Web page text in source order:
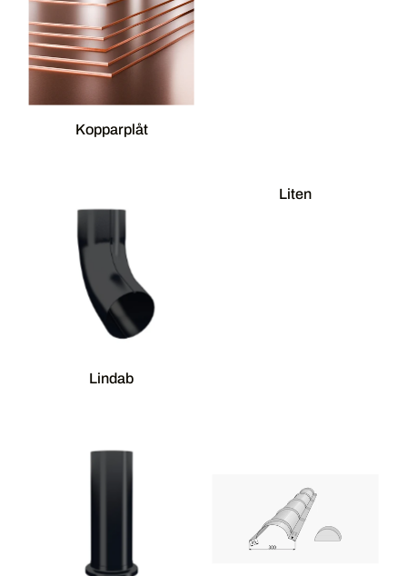
Kopparplåt
Lindab
Liten